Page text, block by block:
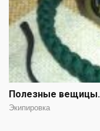
Полезные
Экипировка